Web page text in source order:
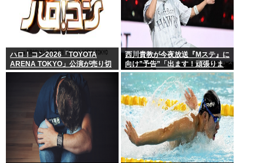
ハロ！コン2026「TOYOTA
ARENA TOKYO」公演が売り切
れない
西川貴教が今夜放送『Mステ』に
向け”予告”「出ます！頑張りま
す！」「恐らくアレも着ま
す！」期待膨らむ